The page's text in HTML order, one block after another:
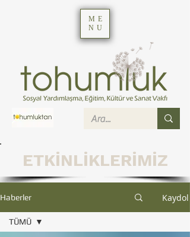
ME
NU
ETKİNLİKLERİMİZ
Haberler Kaydol
TÜMÜ